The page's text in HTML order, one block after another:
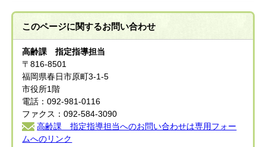
このページに関するお問い合わせ
高齢課 指定指導担当
〒816-8501
福岡県春日市原町3-1-5
市役所1階
電話：092-981-0116
ファクス：092-584-3090
高齢課 指定指導担当へのお問い合わせは専用フォー
ムへのリンク